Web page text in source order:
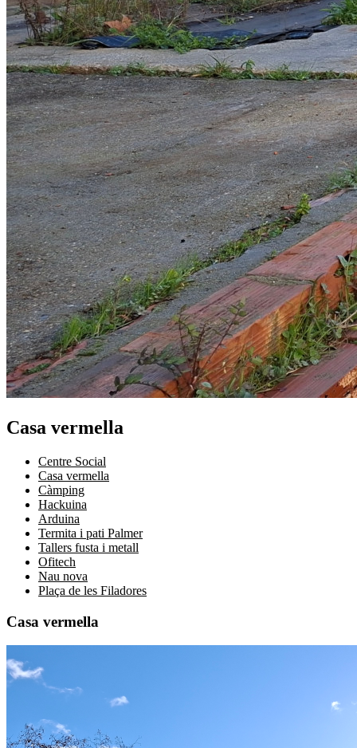
Casa vermella
Centre Social
Casa vermella
Càmping
Hackuina
Arduina
Termita i pati Palmer
Tallers fusta i metall
Ofitech
Nau nova
Plaça de les Filadores
Casa vermella